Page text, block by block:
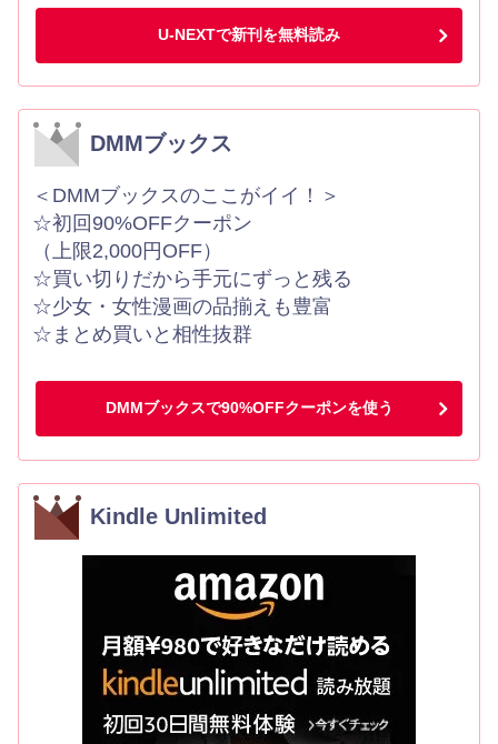
U-NEXTで新刊を無料読み
DMMブックス
＜DMMブックスのここがイイ！＞
☆初回90%OFFクーポン
（上限2,000円OFF）
☆買い切りだから手元にずっと残る
☆少女・女性漫画の品揃えも豊富
☆まとめ買いと相性抜群
DMMブックスで90%OFFクーポンを使う
Kindle Unlimited